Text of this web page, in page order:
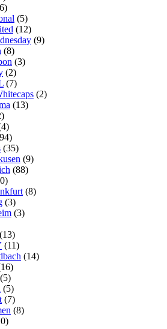
(5)
(12)
(9)
(8)
(3)
(2)
(7)
(2)
(13)
(35)
(9)
(88)
(8)
(3)
(3)
(13)
(11)
(14)
(5)
(5)
(7)
(8)